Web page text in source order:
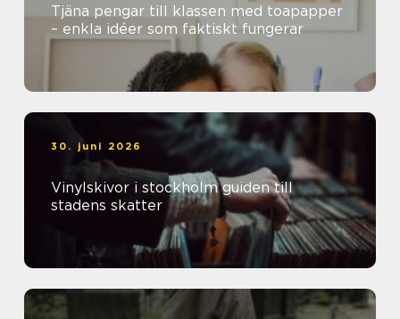
Tjäna pengar till klassen med toapapper
– enkla idéer som faktiskt fungerar
30. juni 2026
Vinylskivor i stockholm guiden till
stadens skatter